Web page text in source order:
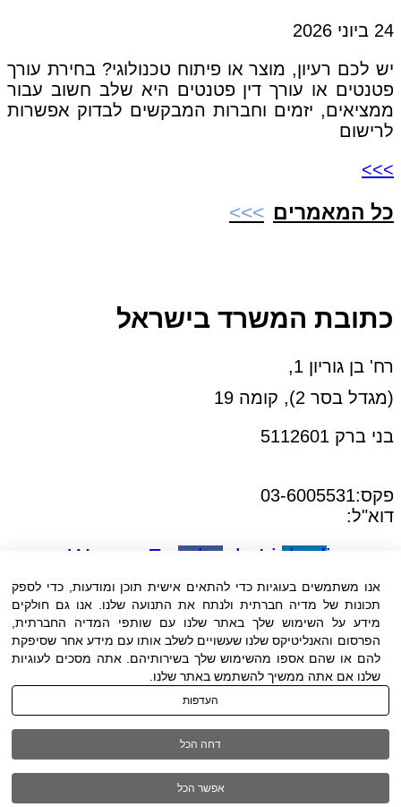
24 ביוני 2026
יש לכם רעיון, מוצר או פיתוח טכנולוגי? בחירת עורך
פטנטים או עורך דין פטנטים היא שלב חשוב עבור
ממציאים, יזמים וחברות המבקשים לבדוק אפשרות
לרישום
>>>
כל המאמרים
כתובת המשרד בישראל
רח' בן גוריון 1,
(מגדל בסר 2), קומה 19
בני ברק 5112601
פקס:03-6005531
דוא"ל:
Linkedin-
in
Facebook-
f
Waze
תנאי שימוש|הצהרת נגישות| כל
הזכויות שמורות ל DWO ©
03-6005572
אנו משתמשים בעוגיות כדי להתאים אישית תוכן ומודעות, כדי לספק
תכונות של מדיה חברתית ולנתח את התנועה שלנו. אנו גם חולקים
מידע על השימוש שלך באתר שלנו עם שותפי המדיה החברתית,
הפרסום והאנליטיקס שלנו שעשויים לשלב אותו עם מידע אחר שסיפקת
להם או שהם אספו מהשימוש שלך בשירותיהם. אתה מסכים לעוגיות
שלנו אם אתה ממשיך להשתמש באתר שלנו.
העדפות
דחה הכל
אפשר הכל